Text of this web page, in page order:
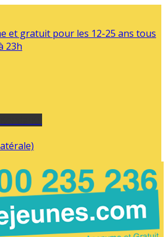
et gratuit pour les 12-25 ans tous
23h